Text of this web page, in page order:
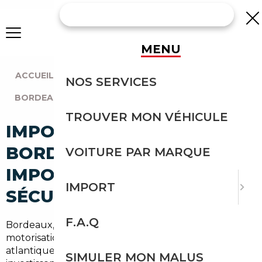
ACCUEIL AGENCE BORDEAUX
BORDEAUX (33200)
IMPORT VOITURE À
BORDEAUX LAC :
IMPORTEZ EN TOUTE
SÉCURITÉ
Bordeaux, avec ses260 000 ménages
motorisation parmi les plus élevés de la façade
atlantique, est une ville où la voiture reste un
MENU
NOS SERVICES
TROUVER MON VÉHICULE
VOITURE PAR MARQUE
IMPORT
F.A.Q
SIMULER MON MALUS